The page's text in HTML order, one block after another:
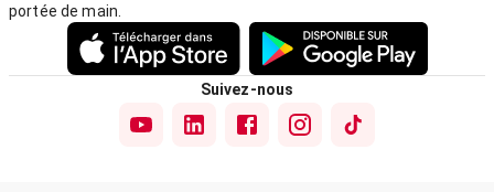
portée de main.
Suivez-nous